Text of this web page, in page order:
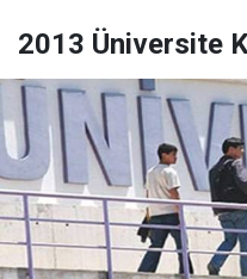
2013 Üniversite